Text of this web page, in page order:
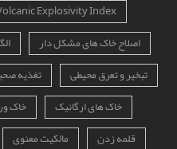
Explosivity Index
اصلاح خاک های مشکل دار
تبخیر و تعرق محیطی
تغذیه
خاک های ارگانیک
خاک
قلمه زدن
مالکیت معنوی